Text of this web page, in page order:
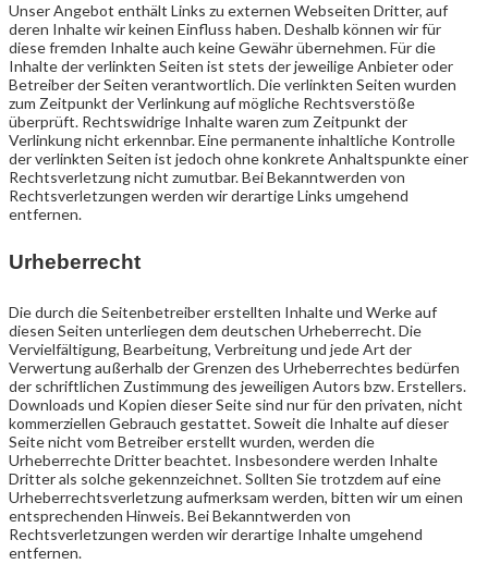
Unser Angebot enthält Links zu externen Webseiten Dritter, auf
deren Inhalte wir keinen Einfluss haben. Deshalb können wir für
diese fremden Inhalte auch keine Gewähr übernehmen. Für die
Inhalte der verlinkten Seiten ist stets der jeweilige Anbieter oder
Betreiber der Seiten verantwortlich. Die verlinkten Seiten wurden
zum Zeitpunkt der Verlinkung auf mögliche Rechtsverstöße
überprüft. Rechtswidrige Inhalte waren zum Zeitpunkt der
Verlinkung nicht erkennbar. Eine permanente inhaltliche Kontrolle
der verlinkten Seiten ist jedoch ohne konkrete Anhaltspunkte einer
Rechtsverletzung nicht zumutbar. Bei Bekanntwerden von
Rechtsverletzungen werden wir derartige Links umgehend
entfernen.
Urheberrecht
Die durch die Seitenbetreiber erstellten Inhalte und Werke auf
diesen Seiten unterliegen dem deutschen Urheberrecht. Die
Vervielfältigung, Bearbeitung, Verbreitung und jede Art der
Verwertung außerhalb der Grenzen des Urheberrechtes bedürfen
der schriftlichen Zustimmung des jeweiligen Autors bzw. Erstellers.
Downloads und Kopien dieser Seite sind nur für den privaten, nicht
kommerziellen Gebrauch gestattet. Soweit die Inhalte auf dieser
Seite nicht vom Betreiber erstellt wurden, werden die
Urheberrechte Dritter beachtet. Insbesondere werden Inhalte
Dritter als solche gekennzeichnet. Sollten Sie trotzdem auf eine
Urheberrechtsverletzung aufmerksam werden, bitten wir um einen
entsprechenden Hinweis. Bei Bekanntwerden von
Rechtsverletzungen werden wir derartige Inhalte umgehend
entfernen.